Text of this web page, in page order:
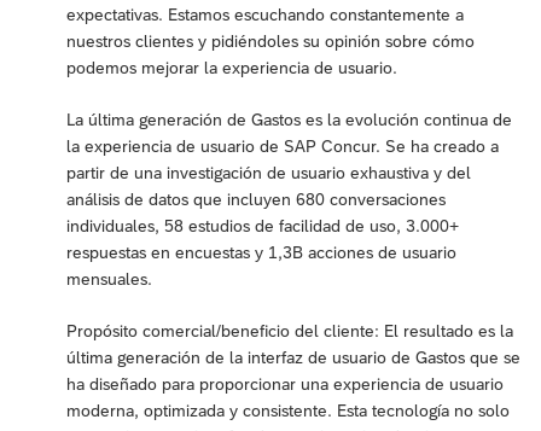
expectativas. Estamos escuchando constantemente a
nuestros clientes y pidiéndoles su opinión sobre cómo
podemos mejorar la experiencia de usuario.
La última generación de Gastos es la evolución continua de
la experiencia de usuario de SAP Concur. Se ha creado a
partir de una investigación de usuario exhaustiva y del
análisis de datos que incluyen 680 conversaciones
individuales, 58 estudios de facilidad de uso, 3.000+
respuestas en encuestas y 1,3B acciones de usuario
mensuales.
Propósito comercial/beneficio del cliente: El resultado es la
última generación de la interfaz de usuario de Gastos que se
ha diseñado para proporcionar una experiencia de usuario
moderna, optimizada y consistente. Esta tecnología no solo